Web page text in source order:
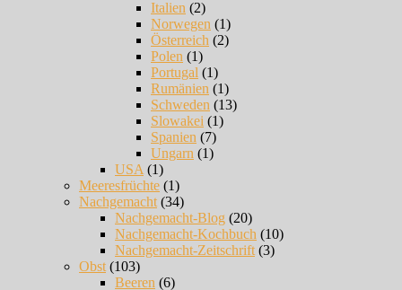
Italien (2)
Norwegen (1)
Österreich (2)
Polen (1)
Portugal (1)
Rumänien (1)
Schweden (13)
Slowakei (1)
Spanien (7)
Ungarn (1)
USA (1)
Meeresfrüchte (1)
Nachgemacht (34)
Nachgemacht-Blog (20)
Nachgemacht-Kochbuch (10)
Nachgemacht-Zeitschrift (3)
Obst (103)
Beeren (6)